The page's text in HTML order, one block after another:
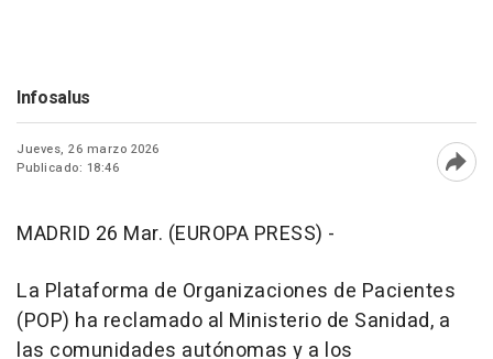
Infosalus
Jueves, 26 marzo 2026
Publicado: 18:46
MADRID 26 Mar. (EUROPA PRESS) -
La Plataforma de Organizaciones de Pacientes
(POP) ha reclamado al Ministerio de Sanidad, a
las comunidades autónomas y a los